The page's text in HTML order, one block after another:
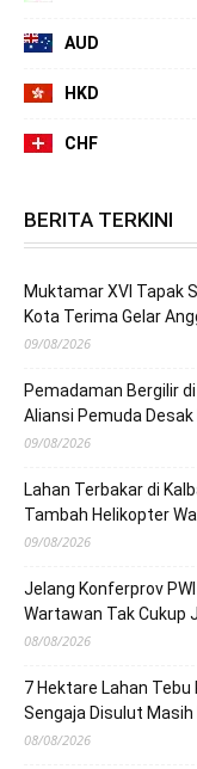
AUD
HKD
CHF
BERITA TERKINI
Muktamar XVI Tapak
Kota Terima Gelar
09/08/2026
Pemadaman Bergilir
Aliansi Pemuda Desak
09/08/2026
Lahan Terbakar di
Tambah Helikopter
09/08/2026
Jelang Konferprov
Wartawan Tak Cukup
08/08/2026
7 Hektare Lahan Tebu
Sengaja Disulut Masih
08/08/2026